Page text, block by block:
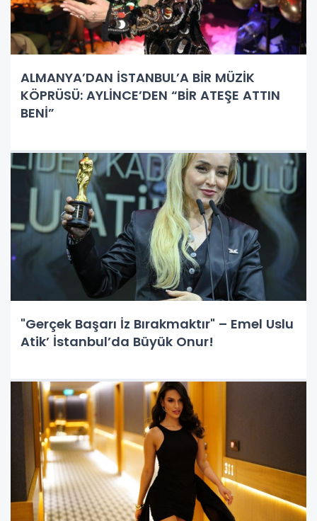
ALMANYA’DAN İSTANBUL’A BİR MÜZİK
KÖPRÜSÜ: AYLİNCE’DEN “BİR ATEŞE ATTIN
BENİ”
"Gerçek Başarı İz Bırakmaktır" – Emel Uslu
Atik’ İstanbul’da Büyük Onur!